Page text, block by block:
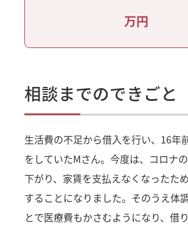
万円
相談までのできごと
生活費の不足から借入を行い、16年
をしていたMさん。今度は、コロナ
下がり、家賃を支払えなくなったた
することになりました。そのうえ体
とで医療費もかさむようになり、借